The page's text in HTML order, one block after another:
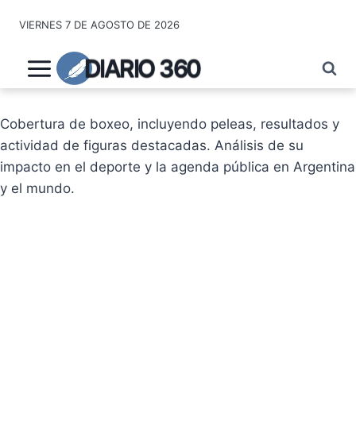
contenido
VIERNES 7 DE AGOSTO DE 2026
DIARIO 360
Cobertura de boxeo, incluyendo peleas, resultados y
actividad de figuras destacadas. Análisis de su
impacto en el deporte y la agenda pública en Argentina
y el mundo.